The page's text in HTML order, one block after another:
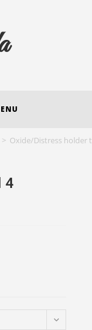
> Oxide/Distress holder
4